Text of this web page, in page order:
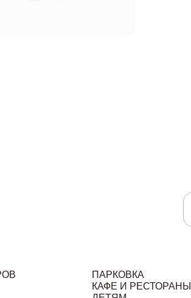
ПАРКОВКА
КАФЕ И РЕСТОРАНЫ